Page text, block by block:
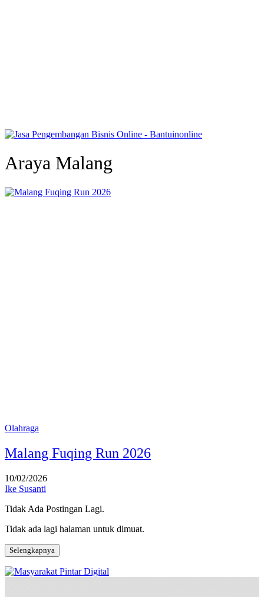
Araya Malang
Olahraga
Malang Fuqing Run 2026
10/02/2026
Ike Susanti
Tidak Ada Postingan Lagi.
Tidak ada lagi halaman untuk dimuat.
Selengkapnya